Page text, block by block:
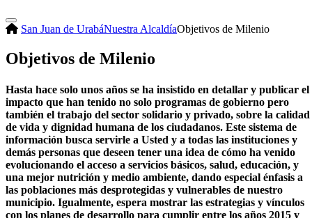
San Juan de UrabáNuestra AlcaldíaObjetivos de Milenio
Objetivos de Milenio
Hasta hace solo unos años se ha insistido en detallar y publicar el
impacto que han tenido no solo programas de gobierno pero
también el trabajo del sector solidario y privado, sobre la calidad
de vida y dignidad humana de los ciudadanos. Este sistema de
información busca servirle a Usted y a todas las instituciones y
demás personas que deseen tener una idea de cómo ha venido
evolucionando el acceso a servicios básicos, salud, educación, y
una mejor nutrición y medio ambiente, dando especial énfasis a
las poblaciones más desprotegidas y vulnerables de nuestro
municipio. Igualmente, espera mostrar l​​as estrategias y vínculos
con los planes de desarrollo para cumplir entre los años 2015 y